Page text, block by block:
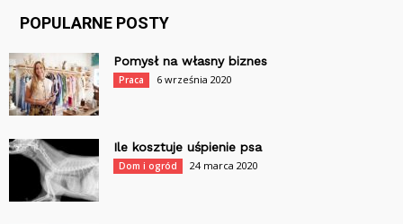
POPULARNE POSTY
Pomysł na własny biznes
Praca 6 września 2020
Ile kosztuje uśpienie psa
Dom i ogród 24 marca 2020